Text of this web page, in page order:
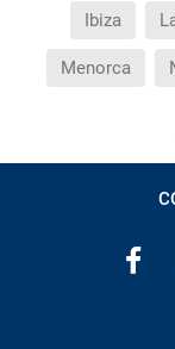
al hotel o
Ibiza
Menorca